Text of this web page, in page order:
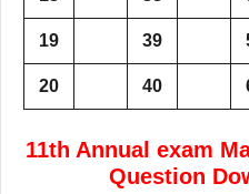
19 39
20 40
11th Annual exam
Question